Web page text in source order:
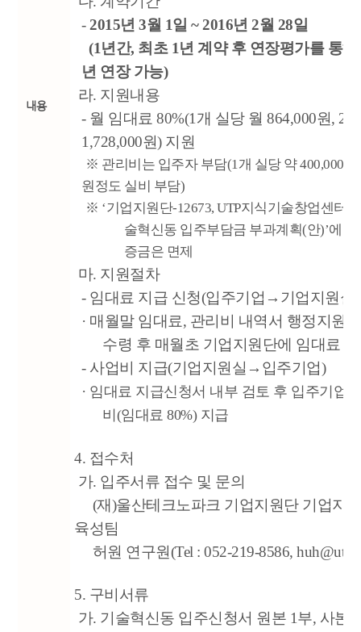
내용
-2015년 3월 1일 ~ 2016년 2월 28일
(1년간, 최초 1년 계약 후 연장평가를 통해
년 연장 가능)
라. 지원내용
- 월 임대료 80%(1개 실당 월 864,000원, 2
1,728,000원) 지원
※ 관리비는 입주자 부담(1개 실당 약 400,000원
원정도 실비 부담)
※ ‘기업지원단-12673, UTP지식기술창업센터
술혁신동 입주부담금 부과계획(안)’에
증금은 면제
마. 지원절차
- 임대료 지급 신청(입주기업→기업지원실)
· 매월말 임대료, 관리비 내역서 행정지원
수령 후 매월초 기업지원단에 임대료
- 사업비 지급(기업지원실→입주기업)
· 임대료 지급신청서 내부 검토 후 입주기업
비(임대료 80%) 지급
4. 접수처
가. 입주서류 접수 및 문의
(재)울산테크노파크 기업지원단 기업지
육성팀
허원 연구원(Tel : 052-219-8586,
5. 구비서류
가. 기술혁신동 입주신청서 원본 1부, 사본